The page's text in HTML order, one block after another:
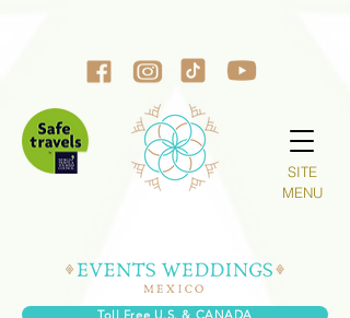
SITE
MENU
Toll Free U.S. & CANADA